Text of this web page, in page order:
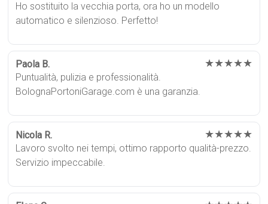
Ho sostituito la vecchia porta, ora ho un modello
automatico e silenzioso. Perfetto!
Paola B. ★★★★★
Puntualità, pulizia e professionalità.
BolognaPortoniGarage.com è una garanzia.
Nicola R. ★★★★★
Lavoro svolto nei tempi, ottimo rapporto qualità-prezzo.
Servizio impeccabile.